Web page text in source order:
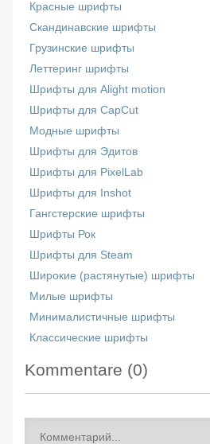
Красные шрифты
Скандинавские шрифты
Грузинские шрифты
Леттеринг шрифты
Шрифты для Alight motion
Шрифты для CapCut
Модные шрифты
Шрифты для Эдитов
Шрифты для PixelLab
Шрифты для Inshot
Гангстерские шрифты
Шрифты Рок
Шрифты для Steam
Широкие (растянутые) шрифты
Милые шрифты
Минималистичные шрифты
Классические шрифты
Kommentare (0)